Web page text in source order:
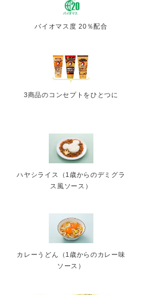
バイオマス度 20％配合
3商品のコンセプトをひとつに
ハヤシライス（1歳からのデミグラ
ス風ソース）
カレーうどん（1歳からのカレー味
ソース）
English